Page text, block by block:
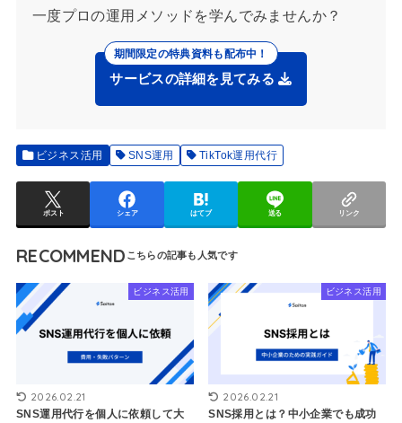
一度プロの運用メソッドを学んでみませんか？
サービスの詳細を見てみる
ビジネス活用 SNS運用 TikTok運用代行
ポスト シェア はてブ 送る リンク
RECOMMEND
ビジネス活用
2026.02.21
SNS運用代行を個人に依頼して大
ビジネス活用
2026.02.21
SNS採用とは？中小企業でも成功